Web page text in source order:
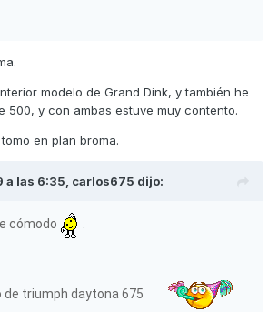
modelo de Grand Dink, y también he
500, y con ambas estuve muy contento.
en plan broma.
a las 6:35, carlos675 dijo:
cómodo .
de triumph daytona 675